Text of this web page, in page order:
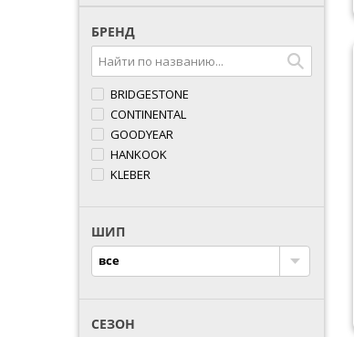
БРЕНД
BRIDGESTONE
CONTINENTAL
GOODYEAR
HANKOOK
KLEBER
SUNWIDE
TRIANGLE
ШИП
все
СЕЗОН